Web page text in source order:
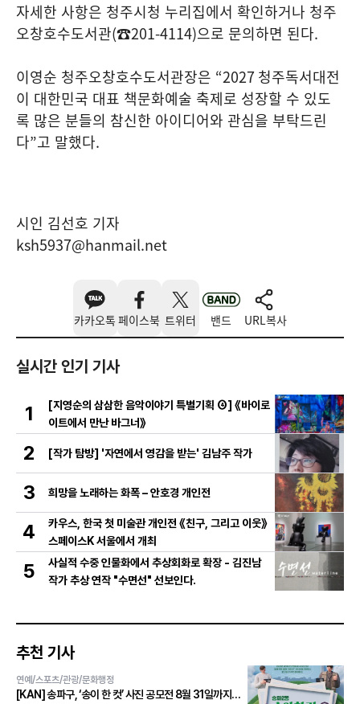
자세한 사항은 청주시청 누리집에서 확인하거나 청주
오창호수도서관(☎201-4114)으로 문의하면 된다.
이영순 청주오창호수도서관장은 “2027청주독서대전
이 대한민국 대표 책문화예술 축제로 성장할 수 있도
록 많은 분들의 참신한 아이디어와 관심을 부탁드린
다”고 말했다.
시인 김선호 기자
ksh5937@hanmail.net
카카오톡 페이스북 트위터 밴드 URL복사
실시간 인기 기사
1
[지영순의 삼삼한 음악이야기 특별기획 ④] 《바이로
이트에서 만난 바그너》
2 [작가 탐방] '자연에서 영감을 받는' 김남주 작가
3 희망을 노래하는 화폭 – 안호경 개인전
4
카우스, 한국 첫 미술관 개인전 《친구, 그리고 이웃》
스페이스K 서울에서 개최
5
사실적 수중 인물화에서 추상회화로 확장 - 김진남
작가 추상 연작 "수면선" 선보인다.
추천 기사
연예/스포츠/관광/문화행정
[KAN] 송파구, ‘송이 한 컷’ 사진 공모전 8월 31일까지…